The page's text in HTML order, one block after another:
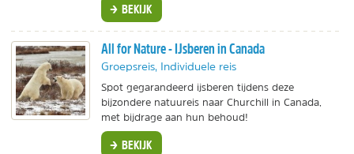
BEKIJK
All for Nature - IJsberen in Canada
Groepsreis, Individuele reis
Spot gegarandeerd ijsberen tijdens deze
bijzondere natuureis naar Churchill in Canada,
met bijdrage aan hun behoud!
BEKIJK